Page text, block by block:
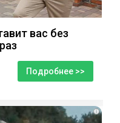
вас без
Подробнее >>
i